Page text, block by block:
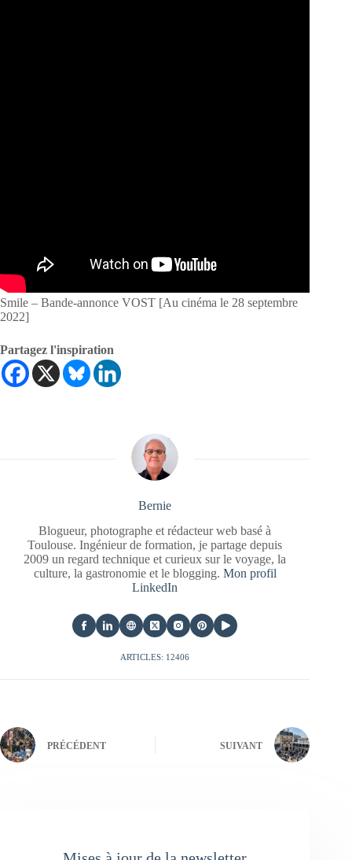
Smile – Bande-annonce VOST [Au cinéma le 28 septembre
2022]
Partagez l'inspiration
Bernie
Blogueur, photographe et rédacteur web basé à
Toulouse. Ingénieur de formation, je partage depuis
2009 un regard technique et curieux sur le voyage, la
culture, la gastronomie et le blogging. Mon profil
LinkedIn
ARTICLES: 12406
PRÉCÉDENT SUIVANT